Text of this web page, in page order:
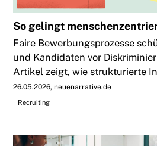
So gelingt
Faire Bewerbungsprozesse
und Kandidaten vor
Artikel zeigt, wie strukturierte
26.05.2026 neuenarrative.de
Recruiting